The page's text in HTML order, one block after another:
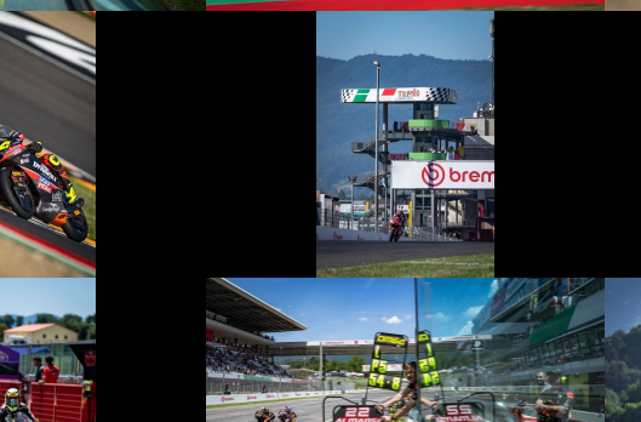
© intactGP ©